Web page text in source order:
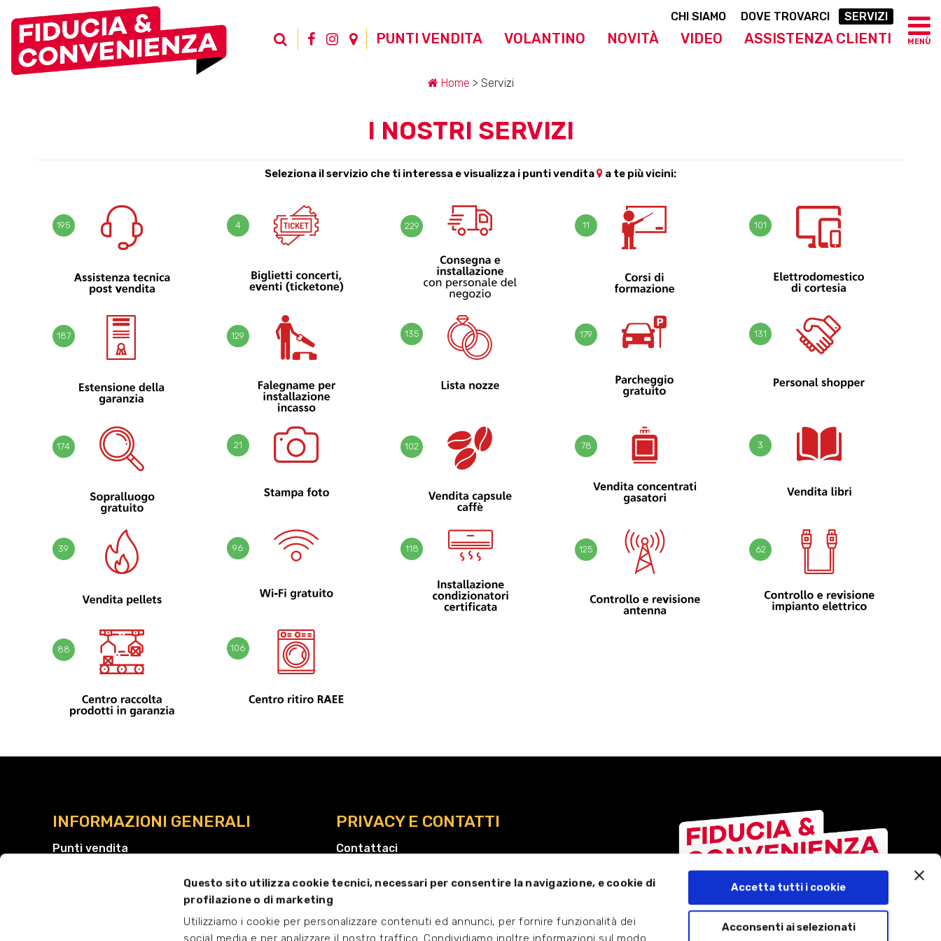
Questo sito utilizza cookie tecnici, necessari per consentire la navigazione, e cookie di
profilazione o di marketing
Utilizziamo i cookie per personalizzare contenuti ed annunci, per fornire funzionalità dei
social media e per analizzare il nostro traffico. Condividiamo inoltre informazioni sul modo
Accetta tutti i cookie
Acconsenti ai selezionati
MENÙ
CHI SIAMO DOVE TROVARCI SERVIZI
PUNTI VENDITA VOLANTINO NOVITÀ VIDEO ASSISTENZA CLIENTI
Home > Servizi
I NOSTRI SERVIZI
Seleziona il servizio che ti interessa e visualizza i punti vendita a te più vicini:
195 4 229 11 101
187 129 135 179 131
174 21 102 78 3
39 96 118 125 62
88 106
INFORMAZIONI GENERALI
Punti vendita
PRIVACY E CONTATTI
Contattaci
Privacy
Rivedi le tue scelte sui cookie
Facebook